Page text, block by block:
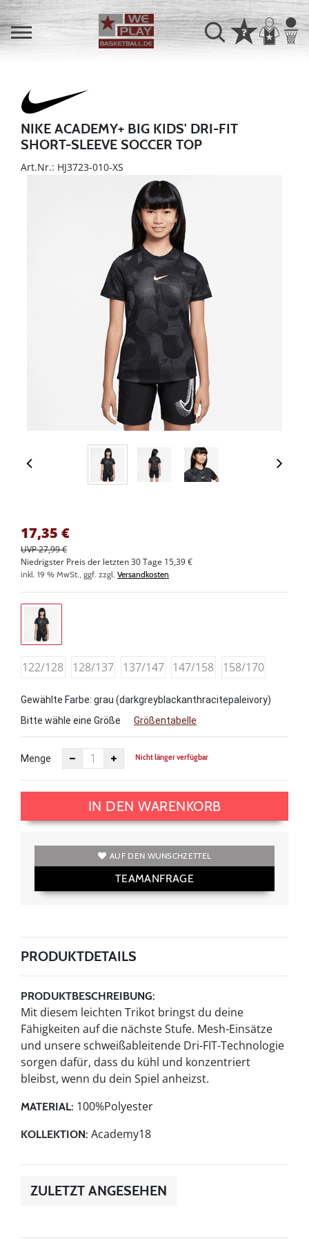
NIKE ACADEMY+ BIG KIDS' DRI-FIT
SHORT-SLEEVE SOCCER TOP
Art.Nr.: HJ3723-010-XS
17,35 €
UVP 27,99 €
Niedrigster Preis der letzten 30 Tage 15,39 €
inkl. 19 % MwSt., ggf. zzgl. Versandkosten
122/128 128/137 137/147 147/158 158/170
Gewählte Farbe: grau (darkgreyblackanthracitepaleivory)
Bitte wähle eine Größe
Größentabelle
Menge Nicht länger verfügbar
IN DEN WARENKORB
AUF DEN WUNSCHZETTEL
TEAMANFRAGE
PRODUKTDETAILS
PRODUKTBESCHREIBUNG:
Mit diesem leichten Trikot bringst du deine
Fähigkeiten auf die nächste Stufe. Mesh-Einsätze
und unsere schweißableitende Dri-FIT-Technologie
sorgen dafür, dass du kühl und konzentriert
bleibst, wenn du dein Spiel anheizst.
MATERIAL: 100%Polyester
KOLLEKTION: Academy18
ZULETZT ANGESEHEN